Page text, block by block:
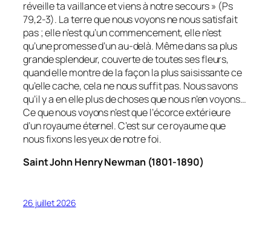
réveille ta vaillance et viens à notre secours » (Ps
79,2-3). La terre que nous voyons ne nous satisfait
pas ; elle n’est qu’un commencement, elle n’est
qu’une promesse d’un au-delà. Même dans sa plus
grande splendeur, couverte de toutes ses fleurs,
quand elle montre de la façon la plus saisissante ce
qu’elle cache, cela ne nous suffit pas. Nous savons
qu’il y a en elle plus de choses que nous n’en voyons…
Ce que nous voyons n’est que l’écorce extérieure
d’un royaume éternel. C’est sur ce royaume que
nous fixons les yeux de notre foi.
Saint John Henry Newman (1801-1890)
26 juillet 2026